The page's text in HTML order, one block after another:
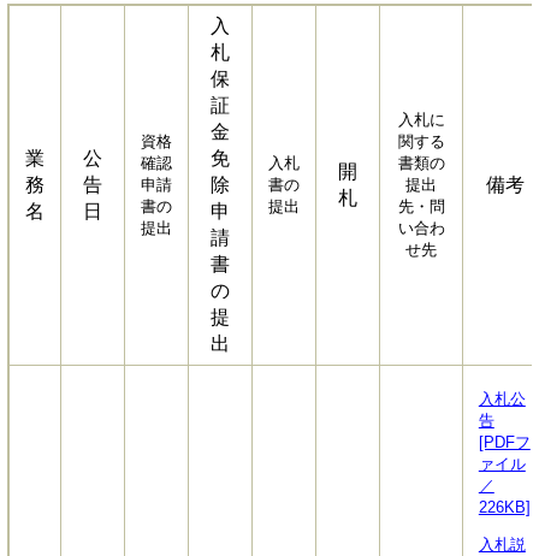
業
務
名
公
告
日
資格
確認
申請
書の
提出
入
札
保
証
金
免
除
申
請
書
の
提
出
入札
書の
提出
開
札
入札に
関する
書類の
提出
先・問
い合わ
せ先
備考
入札公
告
[PDFフ
ァイル
／
226KB]
入札説